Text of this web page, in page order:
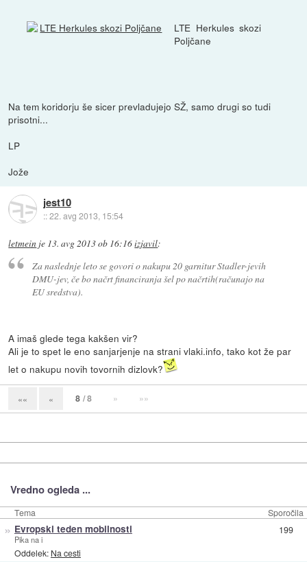
LTE Herkules skozi
Poljčane
Na tem koridorju še sicer prevladujejo SŽ, samo drugi so tudi
prisotni...
LP
Jože
jest10
::22. avg 2013, 15:54
letmein je 13. avg 2013 ob 16:16izjavil:
Za naslednje leto se govori o nakupu 20 garnitur Stadler-jevih
DMU-jev, če bo načrt financiranja šel po načrtih(računajo na
EU sredstva).
A imaš glede tega kakšen vir?
Ali je to spet le eno sanjarjenje na strani vlaki.info, tako kot že par
let o nakupu novih tovornih dizlovk?
«« « 8 / 8 » »»
Vredno ogleda ...
Tema Sporočila
» Evropski teden mobilnosti
Pika na i
Oddelek: Na cesti
199